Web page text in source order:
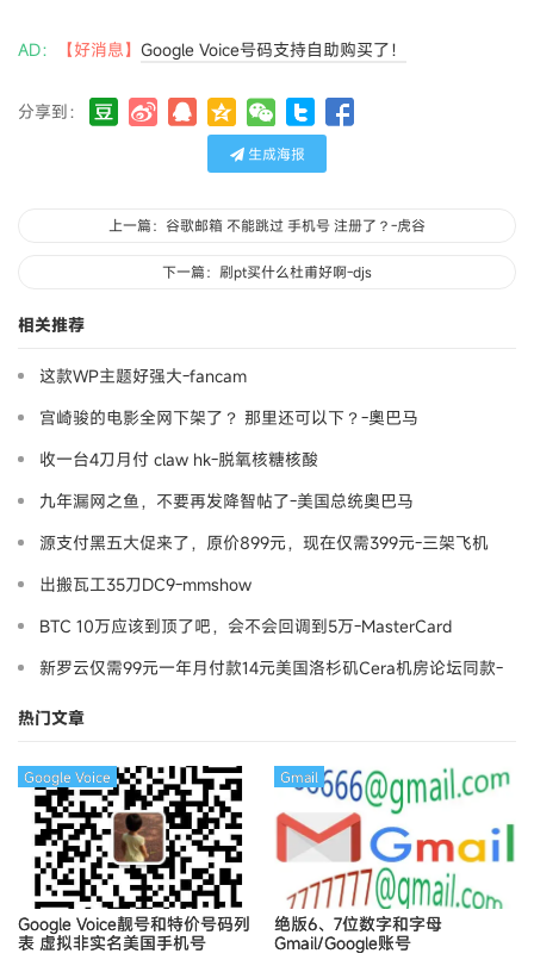
AD： 【好消息】 Google Voice号码支持自助购买了！
分享到：
生成海报
上一篇：谷歌邮箱 不能跳过 手机号 注册了？-虎谷
下一篇：刷pt买什么杜甫好啊-djs
相关推荐
这款WP主题好强大-fancam
宫崎骏的电影全网下架了？ 那里还可以下？-奧巴马
收一台4刀月付 claw hk-脱氧核糖核酸
九年漏网之鱼，不要再发降智帖了-美国总统奥巴马
源支付黑五大促来了，原价899元，现在仅需399元-三架飞机
出搬瓦工35刀DC9-mmshow
BTC 10万应该到顶了吧，会不会回调到5万-MasterCard
新罗云仅需99元一年月付款14元美国洛杉矶Cera机房论坛同款-
热门文章
Google Voice靓号和特价号码列
表 虚拟非实名美国手机号
Google Voice
绝版6、7位数字和字母
Gmail/Google账号
Gmail